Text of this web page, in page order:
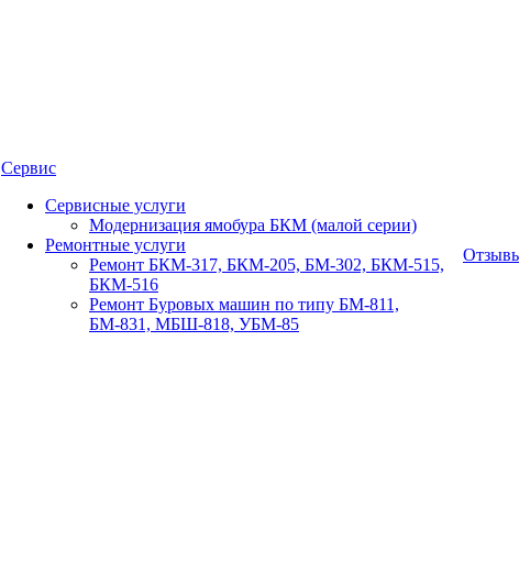
Сервис
Сервисные услуги
Модернизация ямобура БКМ (малой серии)
Ремонтные услуги
Ремонт БКМ-317, БКМ-205, БМ-302, БКМ-515,
БКМ-516
Ремонт Буровых машин по типу БМ-811,
БМ-831, МБШ-818, УБМ-85